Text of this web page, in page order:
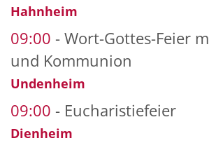
Hahnheim
09:00
Wort-Gottes-Feier
und Kommunion
Undenheim
09:00 Eucharistiefeier
Dienheim